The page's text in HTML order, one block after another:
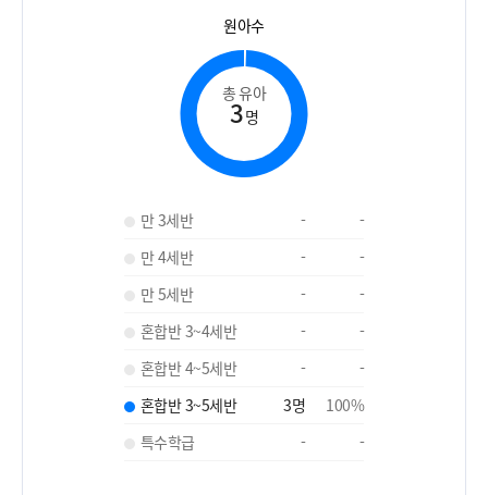
원아수
총 유아
3명
만 3세반 -
-
만 4세반
-
-
만 5세반
-
-
혼합반 3~4세반
-
-
혼합반 4~5세반
-
-
혼합반 3~5세반
3명 100%
특수학급
- -